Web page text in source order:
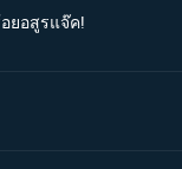
ยอสูรแจ๊ค!